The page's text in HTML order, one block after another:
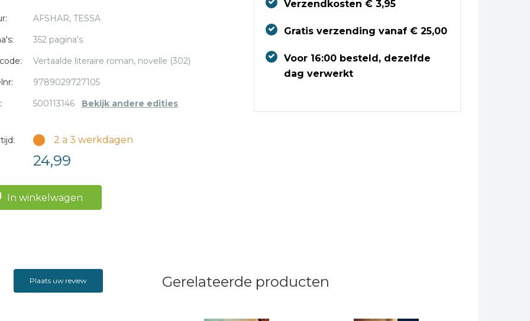
en bovenal: vertrouwen op God.
AFSHAR, TESSA
352 pagina's
Vertaalde literaire roman, novelle (302)
9789029727105
500113146 Bekijk andere edities
2 a 3 werkdagen
24,99
In winkelwagen
Verzendkosten € 3,95
Gratis verzending vanaf € 25,00
Voor 16:00 besteld, dezelfde
dag verwerkt
Plaats uw review Gerelateerde producten